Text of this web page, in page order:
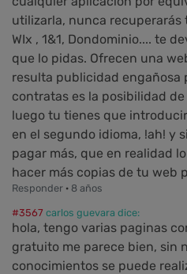
utilizarla, nunca recuperarás
WIx , 1&1, Dondominio.... te
que lo pidas. Ofrecen una
resulta publicidad engañosa
contratas es la posibilidad
luego tu tienes que
en el segundo idioma, !ah! y
pagar más, que en realidad
hacer más copias de tu web
Responder · 8 años
#3567 carlos guevara dice:
hola, tengo varias paginas
gratuito me parece bien, sin
conocimientos se puede